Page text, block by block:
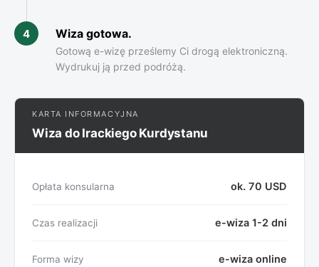
4 Wiza gotowa.
Gotową e-wizę prześlemy Ci drogą elektroniczną.
Wydrukuj ją przed podróżą.
KARTA INFORMACYJNA
Wiza do Irackiego Kurdystanu
Opłata konsularna ok. 70 USD
Czas realizacji e-wiza 1-2 dni
Forma wizy e-wiza online